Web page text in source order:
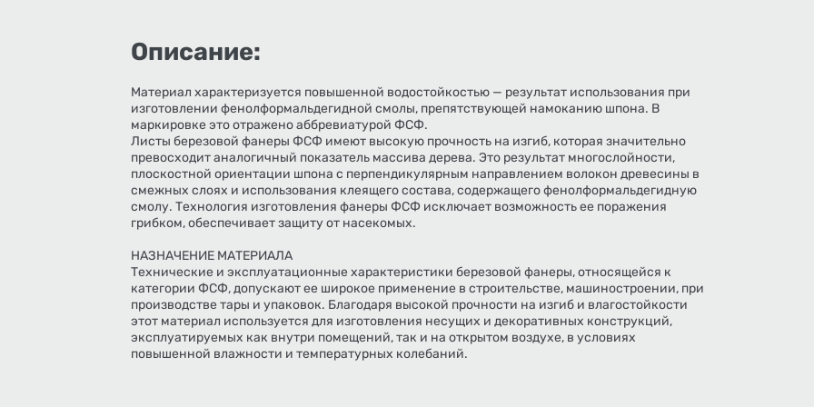
Описание:
Материал характеризуется повышенной водостойкостью — результат использования при
изготовлении фенолформальдегидной смолы, препятствующей намоканию шпона. В
маркировке это отражено аббревиатурой ФСФ.
Листы березовой фанеры ФСФ имеют высокую прочность на изгиб, которая значительно
превосходит аналогичный показатель массива дерева. Это результат многослойности,
плоскостной ориентации шпона с перпендикулярным направлением волокон древесины в
смежных слоях и использования клеящего состава, содержащего фенолформальдегидную
смолу. Технология изготовления фанеры ФСФ исключает возможность ее поражения
грибком, обеспечивает защиту от насекомых.
НАЗНАЧЕНИЕ МАТЕРИАЛА
Технические и эксплуатационные характеристики березовой фанеры, относящейся к
категории ФСФ, допускают ее широкое применение в строительстве, машиностроении, при
производстве тары и упаковок. Благодаря высокой прочности на изгиб и влагостойкости
этот материал используется для изготовления несущих и декоративных конструкций,
эксплуатируемых как внутри помещений, так и на открытом воздухе, в условиях
повышенной влажности и температурных колебаний.